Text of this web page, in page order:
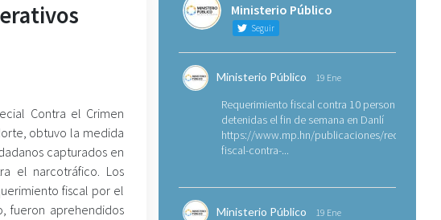
Contra el Crimen
obtuvo la medida
capturados en
el narcotráfico. Los
fiscal por el
fueron aprehendidos
Ministerio Público
Seguir
Ministerio Público 19 Ene
Requerimiento fiscal contra 10 personas
detenidas el fin de semana en Danlí
https://www.mp.hn/publicaciones/
fiscal-contra-...
Ministerio Público 19 Ene